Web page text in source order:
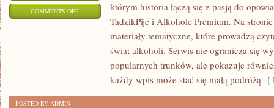
COMMENTS OFFON
SZAMPANY
którym historia łączą się z pasją do
TadzikPije i Alkohole Premium. Na
materiały tematyczne, które prowadzą
świat alkoholi. Serwis nie ogranicza się
popularnych trunków, ale pokazuje
każdy wpis może stać się małą podróżą [
POSTED BY ADMIN